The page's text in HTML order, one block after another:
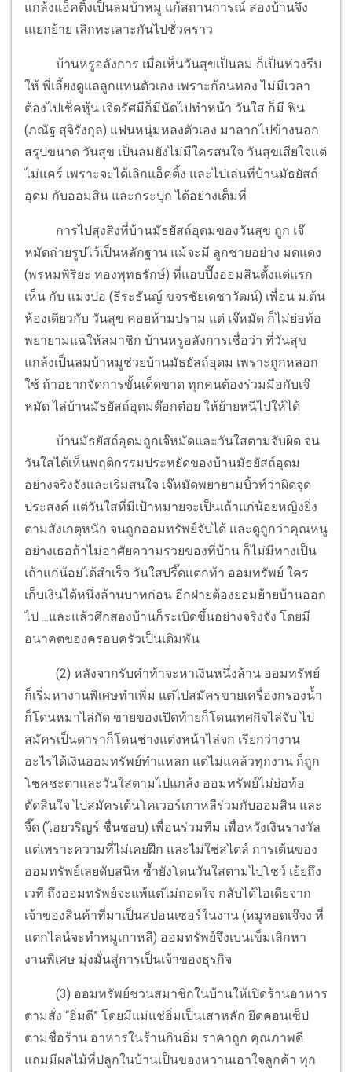
แกล้งแอ็คติ้งเป็นลมบ้าหมู แก้สถานการณ์ สองบ้านจึง
เแยกย้าย เลิกทะเลาะกันไปชั่วคราว
บ้านหรูอลังการ เมื่อเห็นวันสุขเป็นลม ก็เป็นห่วงรีบ
ให้ พี่เลี้ยงดูแลลูกแทนตัวเอง เพราะก้อนทอง ไม่มีเวลา
ต้องไปเช็คหุ้น เจิดรัศมีก็มีนัดไปทำหน้า วันใส ก็มี ฟิน
(ภณัฐ สุจิรังกุล) แฟนหนุ่มหลงตัวเอง มาลากไปข้างนอก
สรุปขนาด วันสุข เป็นลมยังไม่มีใครสนใจ วันสุขเสียใจแต่
ไม่แคร์ เพราะจะได้เลิกแอ็คติ้ง และไปเล่นที่บ้านมัธยัสถ์
อุดม กับออมสิน และกระปุก ได้อย่างเต็มที่
การไปสุงสิงที่บ้านมัธยัสถ์อุดมของวันสุข ถูก เจ๊
หมัดถ่ายรูปไว้เป็นหลักฐาน แม้จะมี ลูกชายอย่าง มดแดง
(พรหมพิริยะ ทองพุทธรักษ์) ที่แอบปิ๊งออมสินตั้งแต่แรก
เห็น กับ แมงปอ (ธีระธันญ์ ขจรชัยเดชาวัฒน์) เพื่อน ม.ต้น
ห้องเดียวกับ วันสุข คอยห้ามปราม แต่ เจ๊หมัด ก็ไม่ย่อท้อ
พยายามแฉให้สมาชิก บ้านหรูอลังการเชื่อว่า ที่วันสุข
แกล้งเป็นลมบ้าหมูช่วยบ้านมัธยัสถ์อุดม เพราะถูกหลอก
ใช้ ถ้าอยากจัดการขั้นเด็ดขาด ทุกคนต้องร่วมมือกับเจ๊
หมัด ไล่บ้านมัธยัสถ์อุดมต๊อกต๋อย ให้ย้ายหนีไปให้ได้
บ้านมัธยัสถ์อุดมถูกเจ๊หมัดและวันใสตามจับผิด จน
วันใสได้เห็นพฤติกรรมประหยัดของบ้านมัธยัสถ์อุดม
อย่างจริงจังและเริ่มสนใจ เจ๊หมัดพยายามบิ้วท์ว่าผิดจุด
ประสงค์ แต่วันใสที่มีเป้าหมายจะเป็นเถ้าแก่น้อยหญิงยิ่ง
ตามสังเกตุหนัก จนถูกออมทรัพย์จับได้ และดูถูกว่าคุณหนู
อย่างเธอถ้าไม่อาศัยความรวยของที่บ้าน ก็ไม่มีทางเป็น
เถ้าแก่น้อยได้สำเร็จ วันใสปรี๊ดแตกท้า ออมทรัพย์ ใคร
เก็บเงินได้หนึ่งล้านบาทก่อน อีกฝ่ายต้องยอมย้ายบ้านออก
ไป ...และแล้วศึกสองบ้านก็ระเบิดขึ้นอย่างจริงจัง โดยมี
อนาคตของครอบครัวเป็นเดิมพัน
(2) หลังจากรับคำท้าจะหาเงินหนึ่งล้าน ออมทรัพย์
ก็เริ่มหางานพิเศษทำเพิ่ม แต่ไปสมัครขายเครื่องกรองน้ำ
ก็โดนหมาไล่กัด ขายของเปิดท้ายก็โดนเทศกิจไล่จับ ไป
สมัครเป็นดาราก็โดนช่างแต่งหน้าไล่จก เรียกว่างาน
อะไรได้เงินออมทรัพย์ทำแหลก แต่ไม่แคล้วทุกงาน ก็ถูก
โชคชะตาและวันใสตามไปแกล้ง ออมทรัพย์ไม่ย่อท้อ
ตัดสินใจ ไปสมัครเต้นโคเวอร์เกาหลีร่วมกับออมสิน และ
จี๊ด (ไอยวริญร์ ชื่นชอบ) เพื่อนร่วมทีม เพื่อหวังเงินรางวัล
แต่เพราะความที่ไม่เคยฝึก และไม่ใช่สไตล์ การเต้นของ
ออมทรัพย์เลยดับสนิท ซ้ำยังโดนวันใสตามไปโชว์ เย้ยถึง
เวที ถึงออมทรัพย์จะแพ้แต่ไม่ถอดใจ กลับได้ไอเดียจาก
เจ้าของสินค้าที่มาเป็นสปอนเซอร์ในงาน (หมูทอดเจ๊จง ที่
แตกไลน์จะทำหมูเกาหลี) ออมทรัพย์จึงเบนเข็มเลิกหา
งานพิเศษ มุ่งมั่นสู่การเป็นเจ้าของธุรกิจ
(3) ออมทรัพย์ชวนสมาชิกในบ้านให้เปิดร้านอาหาร
ตามสั่ง “อิ่มดี” โดยมีแม่แช่อิ่มเป็นเสาหลัก ยึดคอนเซ็ป
ตามชื่อร้าน อาหารในร้านกินอิ่ม ราคาถูก คุณภาพดี
แถมมีผลไม้ที่ปลูกในบ้านเป็นของหวานเอาใจลูกค้า ทุก